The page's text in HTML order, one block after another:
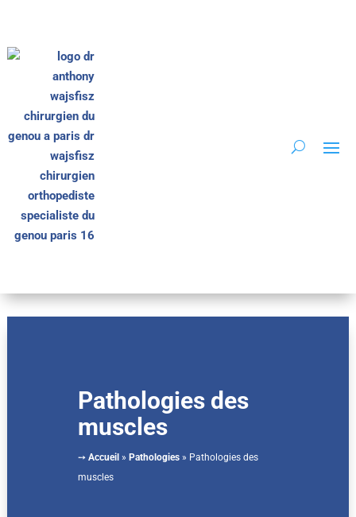
Pathologies des
muscles
➙ Accueil » Pathologies» Pathologies des
muscles